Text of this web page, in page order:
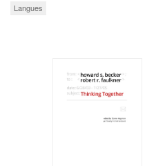
Langues